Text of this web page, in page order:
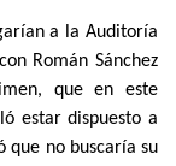
a la Auditoría
Román Sánchez
que en este
estar dispuesto a
que no buscaría su